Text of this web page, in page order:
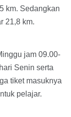
km. Sedangkan
21,8 km.
jam 09.00-
Senin serta
tiket masuknya
pelajar.